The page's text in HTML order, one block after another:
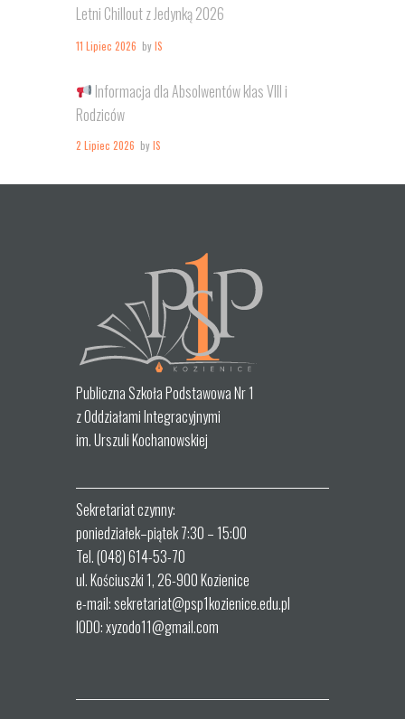
Letni Chillout z Jedynką 2026
11 Lipiec 2026 byIS
Informacja dla Absolwentów klas VIII i
Rodziców
2 Lipiec 2026 byIS
Publiczna Szkoła Podstawowa Nr 1
z Oddziałami Integracyjnymi
im. Urszuli Kochanowskiej
Sekretariat czynny:
poniedziałek–piątek 7:30 – 15:00
Tel. (048) 614-53-70
ul. Kościuszki 1, 26-900 Kozienice
e-mail: sekretariat@psp1kozienice.edu.pl
IODO: xyzodo11@gmail.com